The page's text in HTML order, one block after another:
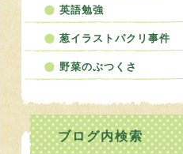
英語勉強
葱イラストパクリ事件
野菜のぶつくさ